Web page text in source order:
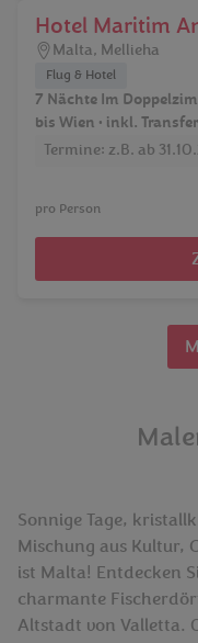
Hotel Maritim
Malta, Mellieha
Flug & Hotel
7 Nächte Im
bis Wien • inkl. Transfer
Termine: z.B. ab
pro Person
Sonnige Tage,
Mischung aus Kultur,
ist Malta! Entdecken
charmante
Altstadt von Valletta.